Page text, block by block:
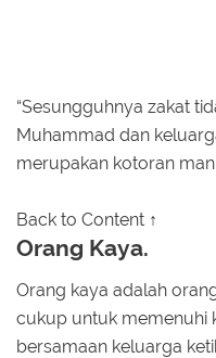
“Sesungguhnya zakat
Muhammad dan
merupakan kotoran
Back to Content ↑
Orang Kaya.
Orang kaya adalah
cukup untuk memenuhi
bersamaan keluarga